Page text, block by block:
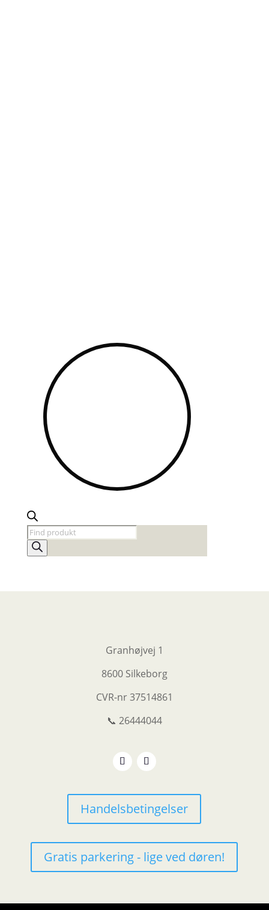
Products
search
Granhøjvej 1
8600 Silkeborg
CVR-nr37514861
📞 26444044
Handelsbetingelser
Gratis parkering - lige ved døren!